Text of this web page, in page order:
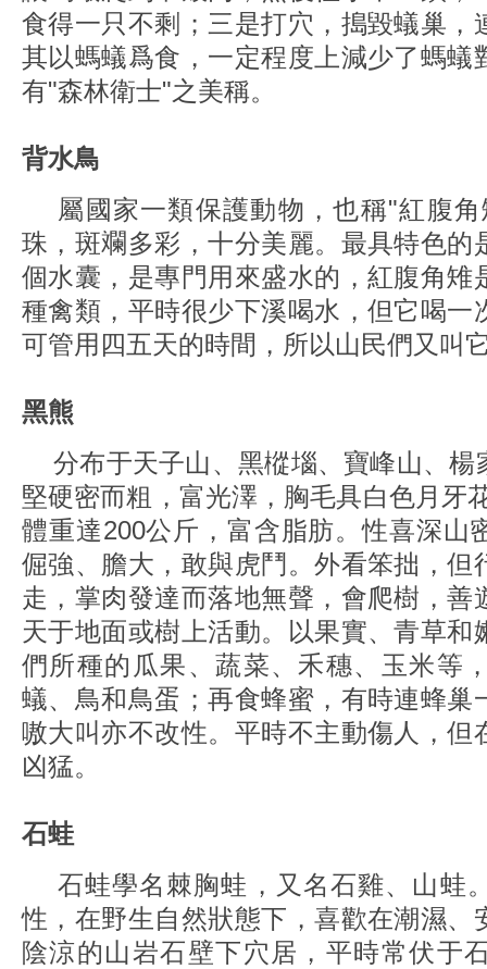
食得一只不剩；三是打穴，搗毀蟻巢，
其以螞蟻爲食，一定程度上減少了螞蟻
有"森林衛士"之美稱。
背水鳥
屬國家一類保護動物，也稱"紅腹角
珠，斑斕多彩，十分美麗。最具特色的
個水囊，是專門用來盛水的，紅腹角雉
種禽類，平時很少下溪喝水，但它喝一
可管用四五天的時間，所以山民們又叫
黑熊
分布于天子山、黑樅堖、寶峰山、楊
堅硬密而粗，富光澤，胸毛具白色月牙
體重達200公斤，富含脂肪。性喜深山
倔強、膽大，敢與虎鬥。外看笨拙，但
走，掌肉發達而落地無聲，會爬樹，善
天于地面或樹上活動。以果實、青草和
們所種的瓜果、蔬菜、禾穗、玉米等
蟻、鳥和鳥蛋；再食蜂蜜，有時連蜂巢
嗷大叫亦不改性。平時不主動傷人，但
凶猛。
石蛙
石蛙學名棘胸蛙，又名石雞、山蛙
性，在野生自然狀態下，喜歡在潮濕、
陰涼的山岩石壁下穴居，平時常伏于